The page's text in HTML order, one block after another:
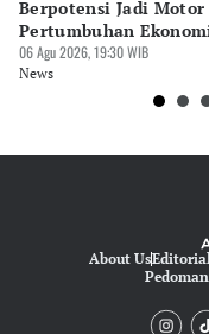
Editor
Suheriadi .
Berpotensi Jadi Motor
Pertumbuhan
06 Agu 2026, 19:30 WIB
News
About Us